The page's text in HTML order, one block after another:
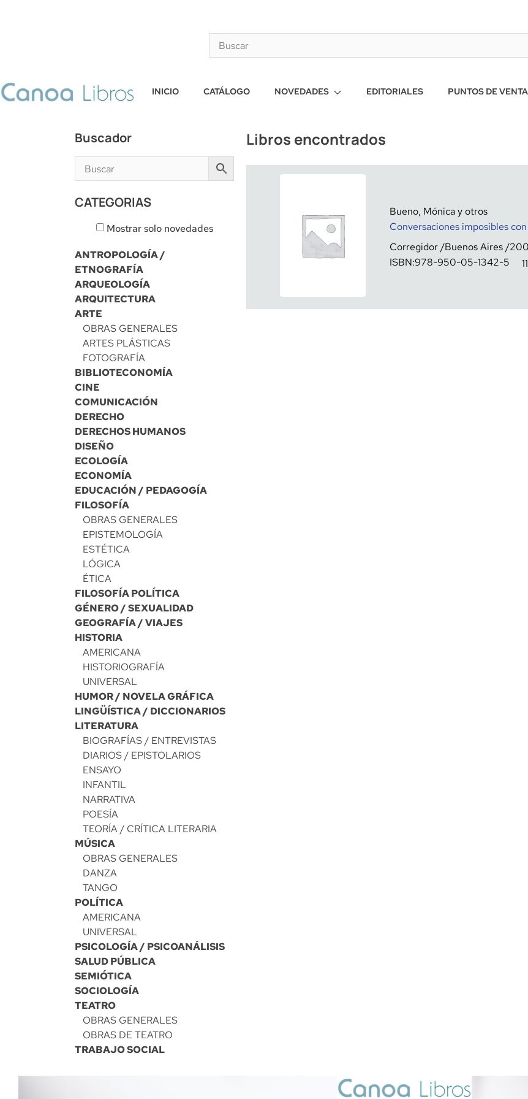
INICIO CATÁLOGO NOVEDADES EDITORIALES PUNTOS DE VENTA
Buscador
CATEGORIAS
Mostrar solo novedades
ANTROPOLOGÍA /
ETNOGRAFÍA
ARQUEOLOGÍA
ARQUITECTURA
ARTE
OBRAS GENERALES
ARTES PLÁSTICAS
FOTOGRAFÍA
BIBLIOTECONOMÍA
CINE
COMUNICACIÓN
DERECHO
DERECHOS HUMANOS
DISEÑO
ECOLOGÍA
ECONOMÍA
EDUCACIÓN / PEDAGOGÍA
FILOSOFÍA
OBRAS GENERALES
EPISTEMOLOGÍA
ESTÉTICA
LÓGICA
ÉTICA
FILOSOFÍA POLÍTICA
GÉNERO / SEXUALIDAD
GEOGRAFÍA / VIAJES
HISTORIA
AMERICANA
HISTORIOGRAFÍA
UNIVERSAL
HUMOR / NOVELA GRÁFICA
LINGÜÍSTICA / DICCIONARIOS
LITERATURA
BIOGRAFÍAS / ENTREVISTAS
DIARIOS / EPISTOLARIOS
ENSAYO
INFANTIL
NARRATIVA
POESÍA
TEORÍA / CRÍTICA LITERARIA
MÚSICA
OBRAS GENERALES
DANZA
TANGO
POLÍTICA
AMERICANA
UNIVERSAL
PSICOLOGÍA / PSICOANÁLISIS
SALUD PÚBLICA
SEMIÓTICA
SOCIOLOGÍA
TEATRO
OBRAS GENERALES
OBRAS DE TEATRO
TRABAJO SOCIAL
Libros encontrados
Bueno, Mónica y otros
Conversaciones imposibles
Corregidor Buenos Aires
ISBN:978-950-05-1342-5